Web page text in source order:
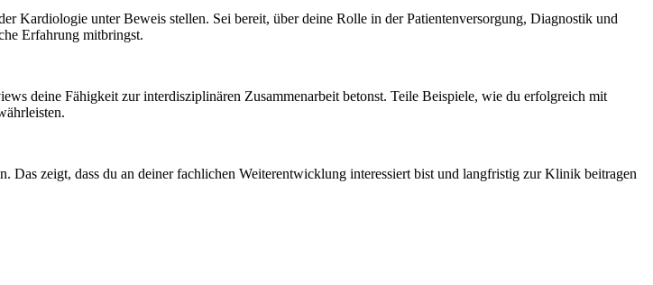
Kardiologie unter Beweis stellen. Sei bereit, über deine Rolle in der Patientenversorgung, Diagnostik und
Erfahrung mitbringst.
deine Fähigkeit zur interdisziplinären Zusammenarbeit betonst. Teile Beispiele, wie du erfolgreich mit
zeigt, dass du an deiner fachlichen Weiterentwicklung interessiert bist und langfristig zur Klinik beitragen